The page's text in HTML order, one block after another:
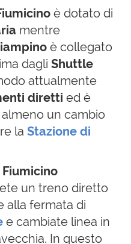
è dotato di
mentre
è collegato
dagli Shuttle
attualmente
diretti ed è
un cambio
la Stazione di
un treno diretto
alla fermata di
e cambiate linea in
In questo